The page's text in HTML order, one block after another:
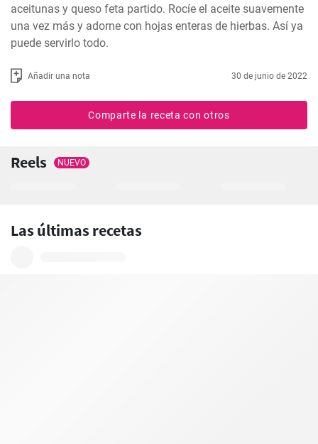
aceitunas y queso feta partido. Rocíe el aceite suavemente
una vez más y adorne con hojas enteras de hierbas. Así ya
puede servirlo todo.
Añadir una nota 30 de junio de 2022
Comparte la receta con otros
Reels NUEVO
Las últimas recetas